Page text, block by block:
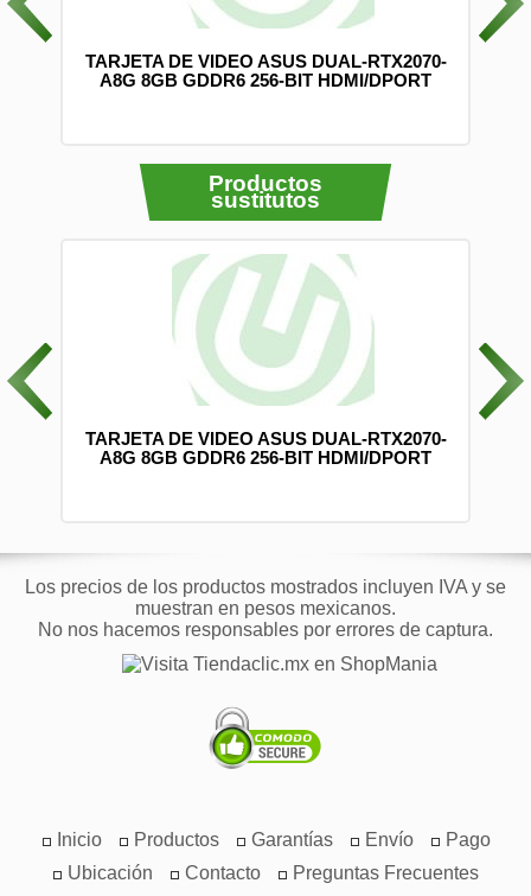
TARJETA DE VIDEO ASUS DUAL-RTX2070-
A8G 8GB GDDR6 256-BIT HDMI/DPORT
Productos
sustitutos
TARJETA DE VIDEO ASUS DUAL-RTX2070-
A8G 8GB GDDR6 256-BIT HDMI/DPORT
Los precios de los productos mostrados incluyen IVA y se
muestran en pesos mexicanos.
No nos hacemos responsables por errores de captura.
Inicio Productos Garantías Envío
Pago
Ubicación
Contacto
Preguntas Frecuentes